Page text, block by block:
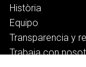
Història
Equipo
Transparencia y
Trabaja con